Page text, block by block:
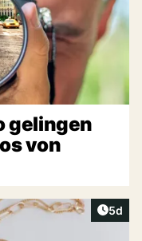
gelingen
von
5d